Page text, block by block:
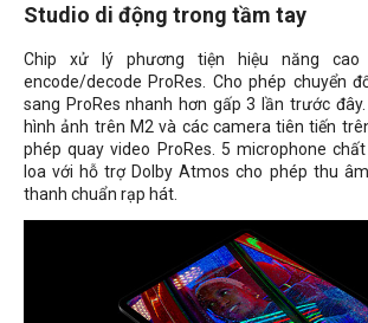
Studio di động trong tầm tay
Chip xử lý phương tiện hiệu năng
encode/decode ProRes. Cho phép chuyển
sang ProRes nhanh hơn gấp 3 lần trước
hình ảnh trên M2 và các camera tiên tiến
phép quay video ProRes. 5 microphone
loa với hỗ trợ Dolby Atmos cho phép thu
thanh chuẩn rạp hát.